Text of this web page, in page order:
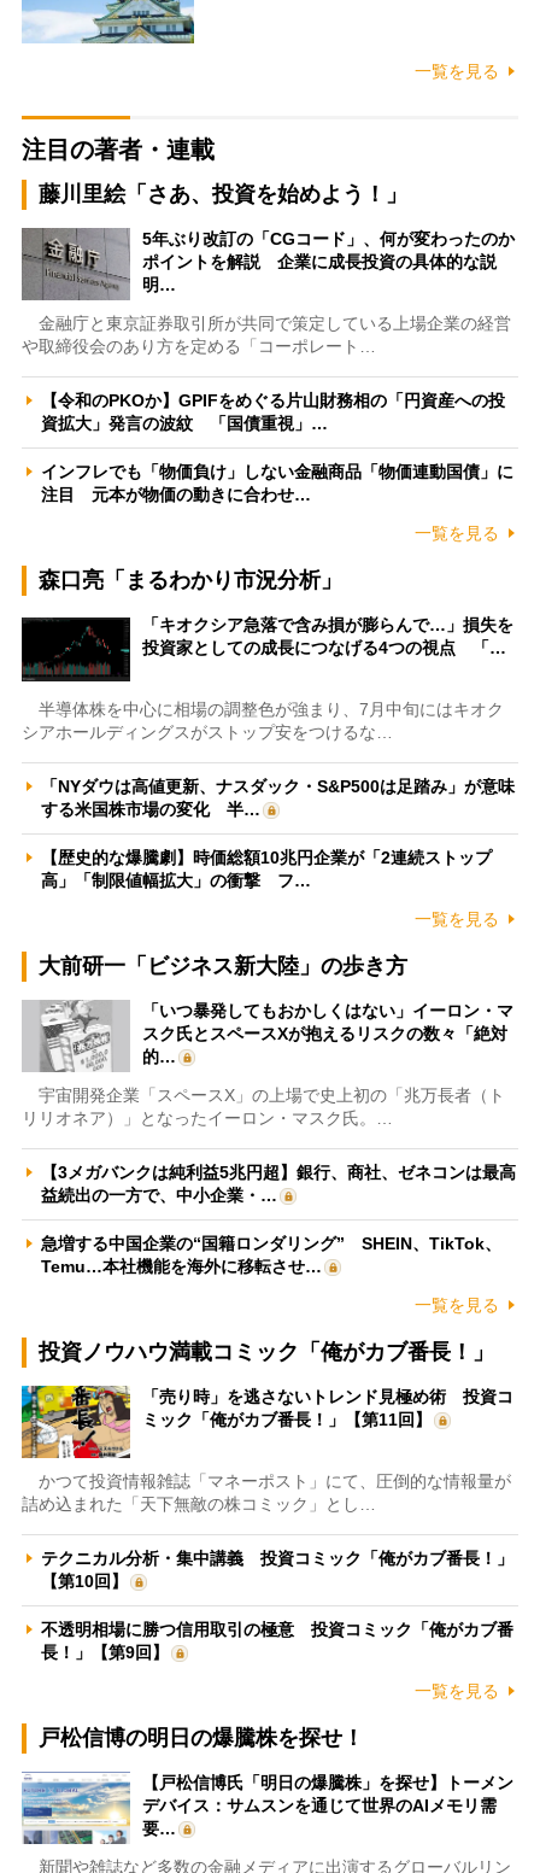
一覧を見る
注目の著者・連載
藤川里絵「さあ、投資を始めよう！」
5年ぶり改訂の「CGコード」、何が変わったのか
ポイントを解説 企業に成長投資の具体的な説
明…
金融庁と東京証券取引所が共同で策定している上場企業の経営
や取締役会のあり方を定める「コーポレート…
【令和のPKOか】GPIFをめぐる片山財務相の「円資産への投
資拡大」発言の波紋 「国債重視」…
インフレでも「物価負け」しない金融商品「物価連動国債」に
注目 元本が物価の動きに合わせ…
一覧を見る
森口亮「まるわかり市況分析」
「キオクシア急落で含み損が膨らんで…」損失を
投資家としての成長につなげる4つの視点 「…
半導体株を中心に相場の調整色が強まり、7月中旬にはキオク
シアホールディングスがストップ安をつけるな…
「NYダウは高値更新、ナスダック・S&P500は足踏み」が意味
する米国株市場の変化 半…
【歴史的な爆騰劇】時価総額10兆円企業が「2連続ストップ
高」「制限値幅拡大」の衝撃 フ…
一覧を見る
大前研一「ビジネス新大陸」の歩き方
「いつ暴発してもおかしくはない」イーロン・マ
スク氏とスペースXが抱えるリスクの数々「絶対
的…
宇宙開発企業「スペースX」の上場で史上初の「兆万長者（ト
リリオネア）」となったイーロン・マスク氏。…
【3メガバンクは純利益5兆円超】銀行、商社、ゼネコンは最高
益続出の一方で、中小企業・…
急増する中国企業の“国籍ロンダリング” SHEIN、TikTok、
Temu…本社機能を海外に移転させ…
一覧を見る
投資ノウハウ満載コミック「俺がカブ番長！」
「売り時」を逃さないトレンド見極め術 投資コ
ミック「俺がカブ番長！」【第11回】
かつて投資情報雑誌「マネーポスト」にて、圧倒的な情報量が
詰め込まれた「天下無敵の株コミック」とし…
テクニカル分析・集中講義 投資コミック「俺がカブ番長！」
【第10回】
不透明相場に勝つ信用取引の極意 投資コミック「俺がカブ番
長！」【第9回】
一覧を見る
戸松信博の明日の爆騰株を探せ！
【戸松信博氏「明日の爆騰株」を探せ】トーメン
デバイス：サムスンを通じて世界のAIメモリ需
要…
新聞や雑誌など多数の金融メディアに出演するグローバルリン